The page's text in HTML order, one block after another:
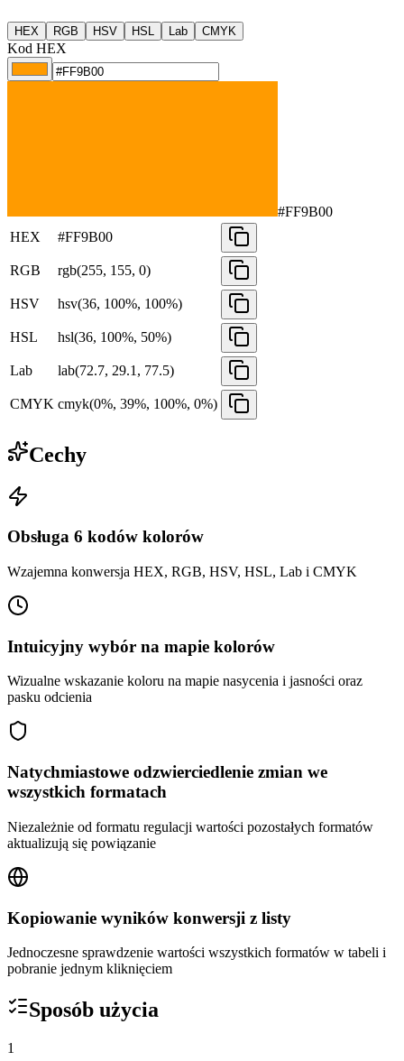
HEX RGB HSV HSL Lab CMYK
Kod HEX
#FF9B00
HEX
#FF9B00
RGB rgb(255, 155, 0)
HSV hsv(36, 100%, 100%)
HSL hsl(36, 100%, 50%)
Lab lab(72.7, 29.1, 77.5)
CMYK cmyk(0%, 39%, 100%, 0%)
Cechy
Obsługa 6 kodów kolorów
Wzajemna konwersja HEX, RGB, HSV, HSL, Lab i CMYK
Intuicyjny wybór na mapie kolorów
Wizualne wskazanie koloru na mapie nasycenia i jasności oraz
pasku odcienia
Natychmiastowe odzwierciedlenie zmian we
wszystkich formatach
Niezależnie od formatu regulacji wartości pozostałych formatów
aktualizują się powiązanie
Kopiowanie wyników konwersji z listy
Jednoczesne sprawdzenie wartości wszystkich formatów w tabeli i
pobranie jednym kliknięciem
Sposób użycia
1